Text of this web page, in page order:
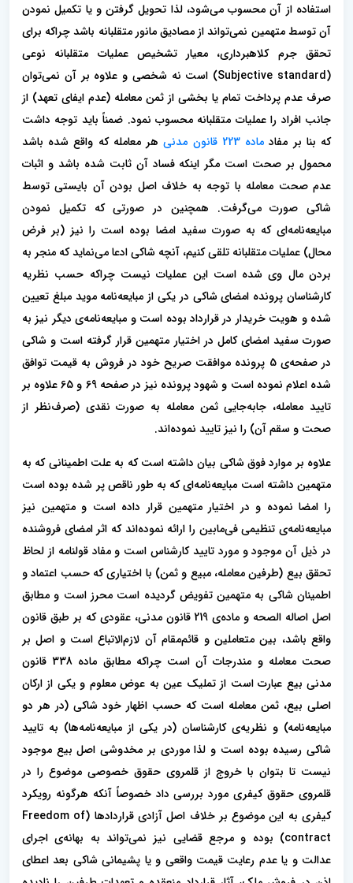
استفاده از آن محسوب می‌شود، لذا تحویل گرفتن و یا تکمیل نمودن
آن توسط متهمین نمی‌تواند از مصادیق مانور متقلبانه باشد چراکه برای
تحقق جرم کلاهبرداری، معیار تشخیص عملیات متقلبانه نوعی
(Subjective standard) است نه شخصی و علاوه بر آن نمی‌توان
صرف عدم پرداخت تمام یا بخشی از ثمن معامله (عدم ایفای تعهد) از
جانب افراد را عملیات متقلبانه محسوب نمود. ضمناً باید توجه داشت
که بنا بر مفاد ماده 223 قانون مدنی
هر معامله که واقع شده باشد
محمول بر صحت است مگر اینکه فساد آن ثابت شده باشد و اثبات
عدم صحت معامله با توجه به خلاف اصل بودن آن بایستی توسط
شاکی صورت می‌گرفت. همچنین در صورتی که تکمیل نمودن
مبایعه‌نامه‌ای که به صورت سفید امضا بوده است را نیز (بر فرض
محال) عملیات متقلبانه تلقی کنیم، آنچه شاکی ادعا می‌نماید که منجر به
بردن مال وی شده است این عملیات نیست چراکه حسب نظریه
کارشناسان پرونده امضای شاکی در یکی از مبایعه‌نامه موید مبلغ تعیین
شده و هویت خریدار در قرارداد بوده است و مبایعه‌نامه‌ی دیگر نیز به
صورت سفید امضای کامل در اختیار متهمین قرار گرفته است و شاکی
در صفحه‌ی 5 پرونده موافقت صریح خود در فروش به قیمت توافق
شده اعلام نموده است و شهود پرونده نیز در صفحه 69 و 65 علاوه بر
تایید معامله، جابه‌جایی ثمن معامله به صورت نقدی (صرف‌نظر از
صحت و سقم آن) را نیز تایید نموده‌اند.
علاوه بر موارد فوق شاکی بیان داشته است که به علت اطمینانی که به
متهمین داشته است مبایعه‌نامه‌ای که به طور ناقص پر شده بوده است
را امضا نموده و در اختیار متهمین قرار داده است و متهمین نیز
مبایعه‌نامه‌ی تنظیمی فی‌مابین را ارائه نموده‌اند که اثر امضای فروشنده
در ذیل آن موجود و مورد تایید کارشناس است و مفاد قولنامه از لحاظ
تحقق بیع (طرفین معامله، مبیع و ثمن) با اختیاری که حسب اعتماد و
اطمینان شاکی به متهمین تفویض گردیده است محرز است و مطابق
اصل اصاله الصحه و ماده‌ی 219 قانون مدنی، عقودی که بر طبق قانون
واقع باشد، بین متعاملین و قائم‌مقام آن لازم‌الاتباع است و اصل بر
صحت معامله و مندرجات آن است چراکه مطابق ماده 338 قانون
مدنی بیع عبارت است از تملیک عین به عوض معلوم و یکی از ارکان
اصلی بیع، ثمن معامله است که حسب اظهار خود شاکی (در هر دو
مبایعه‌نامه) و نظریه‌ی کارشناسان (در یکی از مبایعه‌نامه‌ها) به تایید
شاکی رسیده بوده است و لذا موردی بر مخدوشی اصل بیع موجود
نیست تا بتوان با خروج از قلمروی حقوق خصوصی موضوع را در
قلمروی حقوق کیفری مورد بررسی داد خصوصاً آنکه هرگونه رویکرد
کیفری به این موضوع بر خلاف اصل آزادی قراردادها (Freedom of
contract) بوده و مرجع قضایی نیز نمی‌تواند به بهانه‌ی اجرای
عدالت و یا عدم رعایت قیمت واقعی و یا پشیمانی شاکی بعد اعطای